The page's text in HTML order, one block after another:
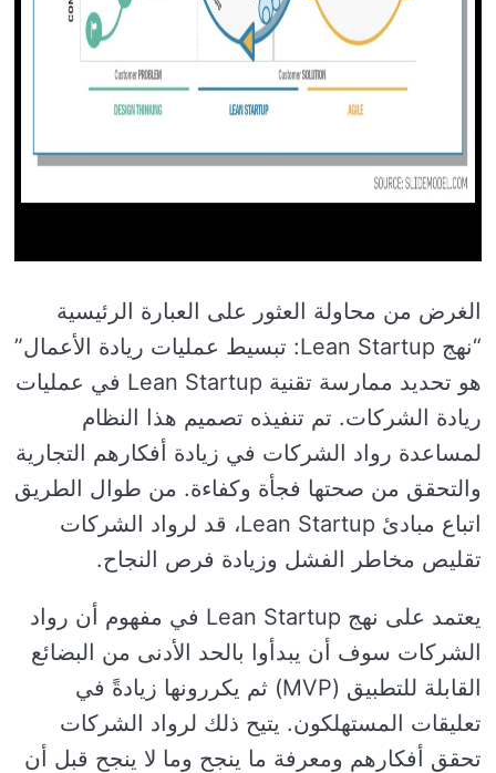
الغرض من محاولة العثور على العبارة الرئيسية
“نهج Lean Startup: تبسيط عمليات ريادة الأعمال”
هو تحديد ممارسة تقنية Lean Startup في عمليات
ريادة الشركات. تم تنفيذه تصميم هذا النظام
لمساعدة رواد الشركات في زيادة أفكارهم التجارية
والتحقق من صحتها فجأة وكفاءة. من طوال الطريق
اتباع مبادئ Lean Startup، قد لرواد الشركات
تقليص مخاطر الفشل وزيادة فرص النجاح.
يعتمد على نهج Lean Startup في مفهوم أن رواد
الشركات سوف أن يبدأوا بالحد الأدنى من البضائع
القابلة للتطبيق (MVP) ثم يكررونها زيادةً في
تعليقات المستهلكون. يتيح ذلك لرواد الشركات
تحقق أفكارهم ومعرفة ما ينجح وما لا ينجح قبل أن